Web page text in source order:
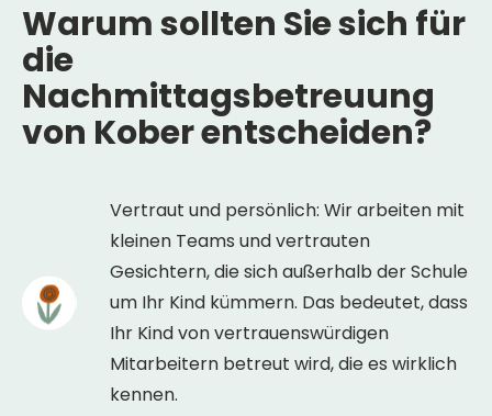
Warumsollten Siesich für
die
Nachmittagsbetreuung
von Koberentscheiden?
Vertraut und persönlich: Wir arbeiten mit
kleinen Teams und vertrauten
Gesichtern, die sich außerhalb der Schule
um Ihr Kind kümmern. Das bedeutet, dass
Ihr Kind von vertrauenswürdigen
Mitarbeitern betreut wird, die es wirklich
kennen.